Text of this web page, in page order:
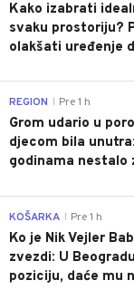
Kako izabrati
svaku prostoriju?
olakšati uređenje
REGION Pre 1 h
Grom udario u
djecom bila
godinama nestalo
KOŠARKA Pre 1 h
Ko je Nik Vejler
zvezdi: U
poziciju, daće mu